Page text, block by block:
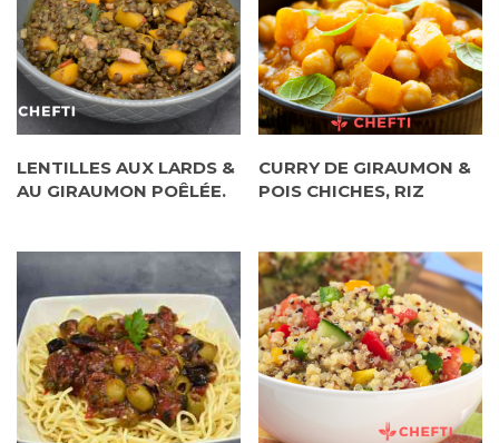
LENTILLES AUX LARDS &
AU GIRAUMON POÊLÉE.
CURRY DE GIRAUMON &
POIS CHICHES, RIZ